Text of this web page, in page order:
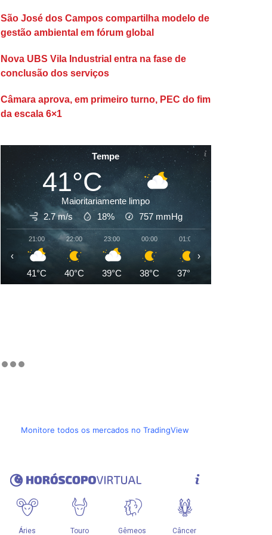
São José dos Campos compartilha modelo de
gestão ambiental em fórum global
Nova UBS Vila Industrial entra na fase de
conclusão dos serviços
Câmara aprova, em primeiro turno, PEC do fim
da escala 6×1
Tempe
41°C
Maioritariamente limpo
2.7 m/s
18% 757 mmHg
21:00
41°C
22:00
40°C
23:00
39°C
00:00
38°C
01:00
37°C
‹ ›
Monitore todos os mercados no TradingView